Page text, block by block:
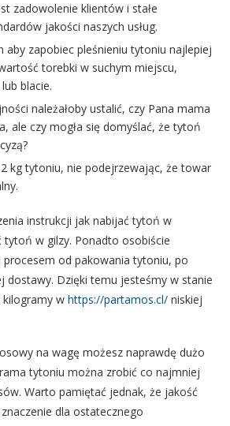
zadowolenie klientów i stałe
jakości naszych usług.
aby zapobiec pleśnieniu tytoniu najlepiej
torebki w suchym miejscu,
blacie.
należałoby ustalić, czy Pana mama
ale czy mogła się domyślać, że tytoń
2 kg tytoniu, nie podejrzewając, że towar
instrukcji jak nabijać tytoń w
tytoń w gilzy. Ponadto osobiście
procesem od pakowania tytoniu, po
dostawy. Dzięki temu jesteśmy w stanie
w https://partamos.cl/ niskiej
na wagę możesz naprawdę dużo
tytoniu można zrobić co najmniej
Warto pamiętać jednak, że jakość
dla ostatecznego